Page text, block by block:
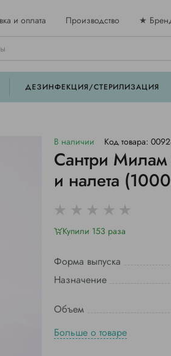
и оплата Производство ★
ДЕЗИНФЕКЦИЯ/СТЕРИЛИЗАЦИЯ
В наличии Код товара:
Сантри Милам
и налета
Купили 153 раза
Форма выпуска
Назначение
Объем
Больше о товаре